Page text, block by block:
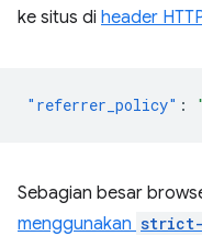
ke situs di header
"referrer_policy" :
Sebagian besar
menggunakan strict-